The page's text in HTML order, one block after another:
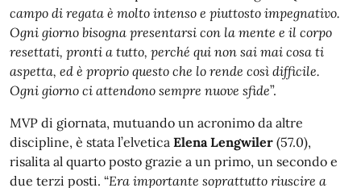
campo di regata è molto intenso e piuttosto impegnativo.
Ogni giorno bisogna presentarsi con la mente e il corpo
resettati, pronti a tutto, perché qui non sai mai cosa ti
aspetta, ed è proprio questo che lo rende così difficile.
Ogni giorno ci attendono sempre nuove sfide”.
MVP di giornata, mutuando un acronimo da altre
discipline, è stata l’elvetica Elena Lengwiler (57.0),
risalita al quarto posto grazie a un primo, un secondo e
due terzi posti. “Era importante soprattutto riuscire a